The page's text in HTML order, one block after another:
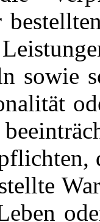
sowie